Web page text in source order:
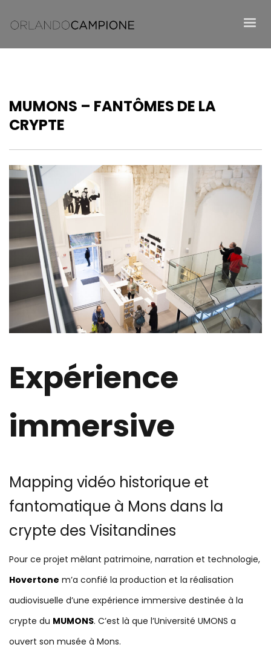
MUMONS – FANTÔMES DE LA
CRYPTE
Expérience
immersive
Mapping vidéo historique et
fantomatique à Mons dans la
crypte des Visitandines
Pour ce projet mêlant patrimoine, narration et technologie,
Hovertone m’a confié la production et la réalisation
audiovisuelle d’une expérience immersive destinée à la
crypte du MUMONS. C’est là que l’Université UMONS a
ouvert son musée à Mons.